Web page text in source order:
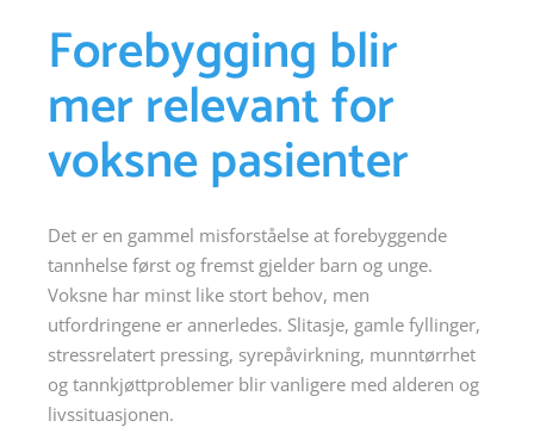
Forebygging blir
mer relevant for
voksne pasienter
Det er en gammel misforståelse at forebyggende
tannhelse først og fremst gjelder barn og unge.
Voksne har minst like stort behov, men
utfordringene er annerledes. Slitasje, gamle fyllinger,
stressrelatert pressing, syrepåvirkning, munntørrhet
og tannkjøttproblemer blir vanligere med alderen og
livssituasjonen.